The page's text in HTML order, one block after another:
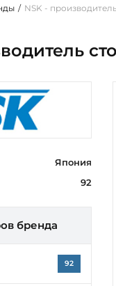
/ NSK -
Япония
92
бренда
92